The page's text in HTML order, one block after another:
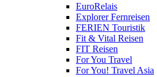
EuroRelais
Explorer Fernreisen
FERIEN Touristik
Fit & Vital Reisen
FIT Reisen
For You Travel
For You! Travel Asia